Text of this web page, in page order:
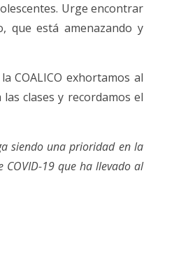
Urge encontrar
que está amenazando y
la COALICO exhortamos al
clases y recordamos el
siendo una prioridad en la
19 que ha llevado al